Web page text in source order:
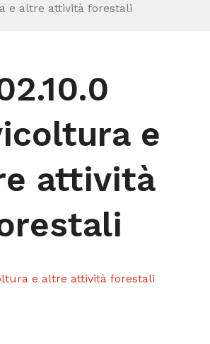
e altre attività forestali
e
attività
e altre attività forestali